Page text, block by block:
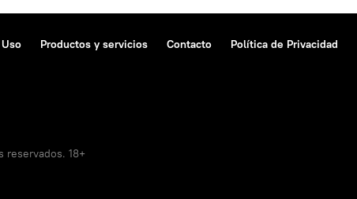
Productos y servicios Contacto Política de Privacidad
18+